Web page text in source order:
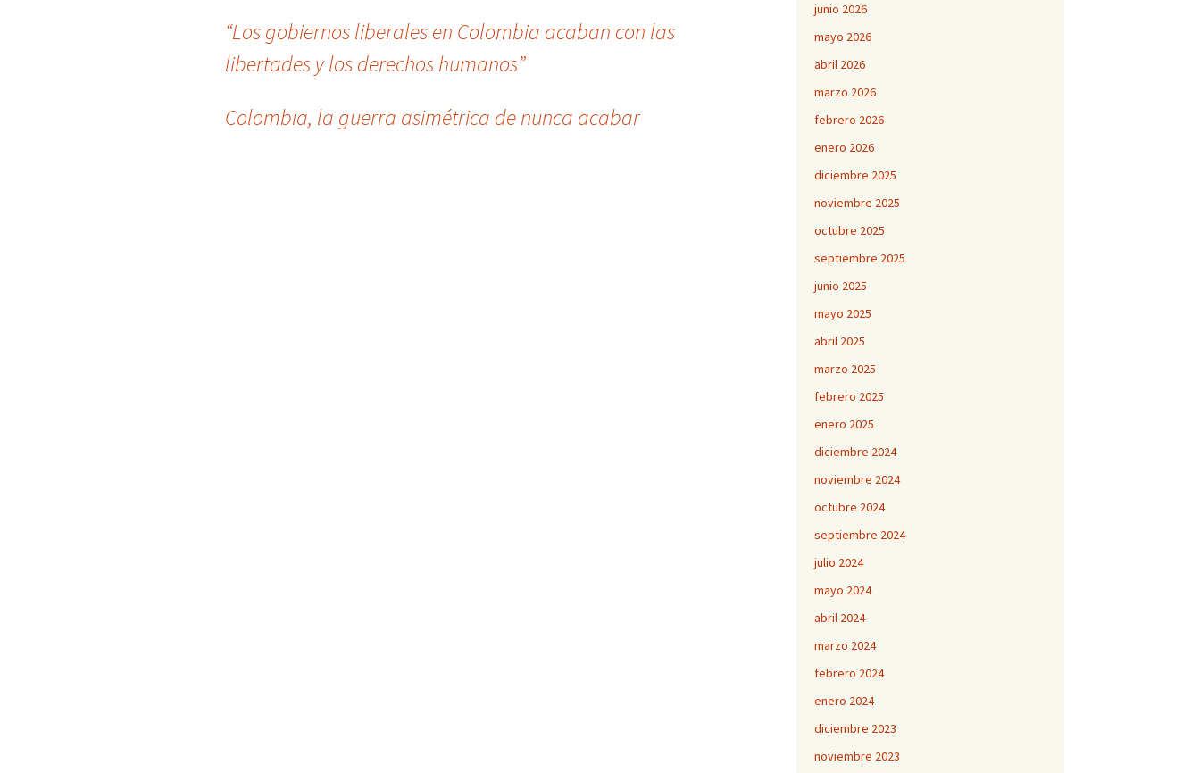
“Los gobiernos liberales en Colombia acaban con las
libertades y los derechos humanos”
Colombia, la guerra asimétrica de nunca acabar
junio 2026
mayo 2026
abril 2026
marzo 2026
febrero 2026
enero 2026
diciembre 2025
noviembre 2025
octubre 2025
septiembre 2025
junio 2025
mayo 2025
abril 2025
marzo 2025
febrero 2025
enero 2025
diciembre 2024
noviembre 2024
octubre 2024
septiembre 2024
julio 2024
mayo 2024
abril 2024
marzo 2024
febrero 2024
enero 2024
diciembre 2023
noviembre 2023